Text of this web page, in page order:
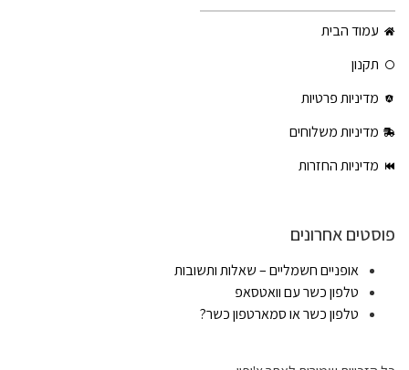
עמוד הבית
תקנון
מדיניות פרטיות
מדיניות משלוחים
מדיניות החזרות
פוסטים אחרונים
אופניים חשמליים – שאלות ותשובות
טלפון כשר עם וואטסאפ
טלפון כשר או סמארטפון כשר?